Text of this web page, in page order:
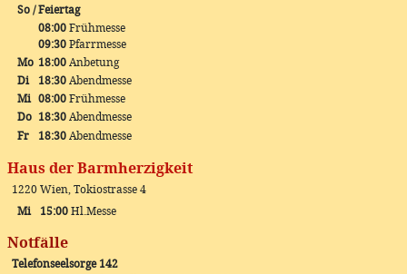
So / Feiertag
08:00 Frühmesse
09:30 Pfarrmesse
Mo 18:00 Anbetung
Di
18:30 Abendmesse
Mi 08:00 Frühmesse
Do 18:30 Abendmesse
Fr
18:30 Abendmesse
Haus der Barmherzigkeit
1220 Wien, Tokiostrasse 4
Mi
15:00 Hl.Messe
Notfälle
Telefonseelsorge 142